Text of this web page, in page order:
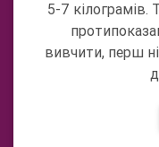
5-7 кілограмів.
вивчити, перш